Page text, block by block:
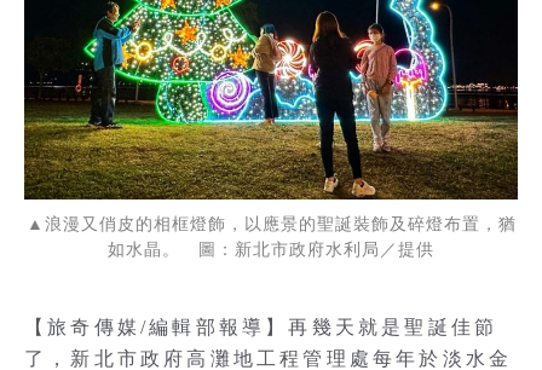
▲浪漫又俏皮的相框燈飾，以應景的聖誕裝飾及碎燈布置，猶
如水晶。 圖：新北市政府水利局／提供
【旅奇傳媒/編輯部報導】再幾天就是聖誕佳節
了，新北市政府高灘地工程管理處每年於淡水金